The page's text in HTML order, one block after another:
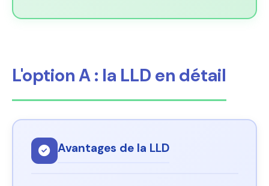
L'option A : la LLD en détail
Avantages de la LLD